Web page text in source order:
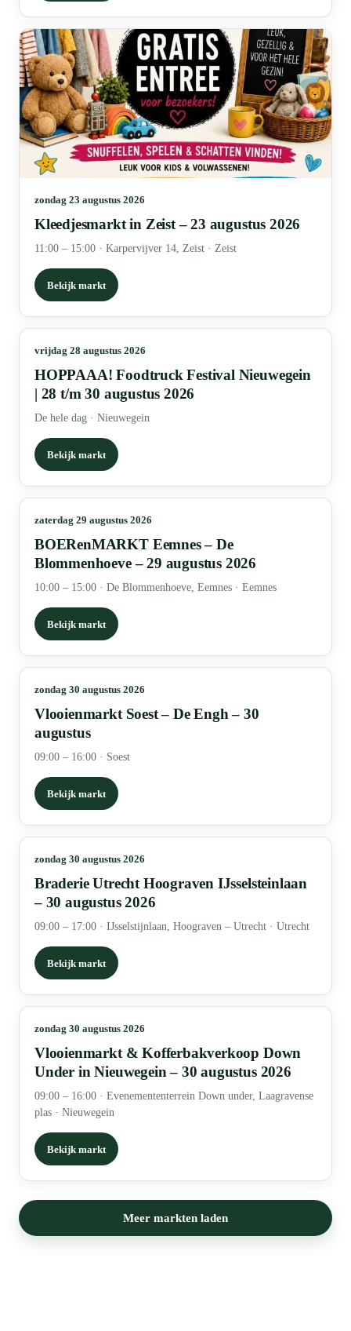
zondag 23 augustus 2026
Kleedjesmarkt in Zeist – 23 augustus 2026
11:00 – 15:00 · Karpervijver 14, Zeist · Zeist
Bekijk markt
vrijdag 28 augustus 2026
HOPPAAA! Foodtruck Festival Nieuwegein
| 28 t/m 30 augustus 2026
De hele dag · Nieuwegein
Bekijk markt
zaterdag 29 augustus 2026
BOERenMARKT Eemnes – De
Blommenhoeve – 29 augustus 2026
10:00 – 15:00 · De Blommenhoeve, Eemnes · Eemnes
Bekijk markt
zondag 30 augustus 2026
Vlooienmarkt Soest – De Engh – 30
augustus
09:00 – 16:00 · Soest
Bekijk markt
zondag 30 augustus 2026
Braderie Utrecht Hoograven IJsselsteinlaan
– 30 augustus 2026
09:00 – 17:00 · IJsselstijnlaan, Hoograven – Utrecht · Utrecht
Bekijk markt
zondag 30 augustus 2026
Vlooienmarkt & Kofferbakverkoop Down
Under in Nieuwegein – 30 augustus 2026
09:00 – 16:00 · Evenemententerrein Down under, Laagravense
plas · Nieuwegein
Bekijk markt
Meer markten laden